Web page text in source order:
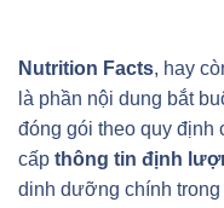
Nutrition Facts, hay
là phần nội dung bắt
đóng gói theo quy định
cấp thông tin định
dinh dưỡng chính trong